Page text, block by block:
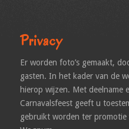
Privacy
Er worden foto’s gemaakt,
gasten. In het kader van de
hierop wijzen. Met deelname
Carnavalsfeest geeft u
gebruikt worden ter promotie